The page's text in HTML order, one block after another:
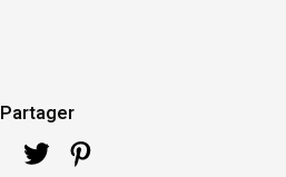
Partager